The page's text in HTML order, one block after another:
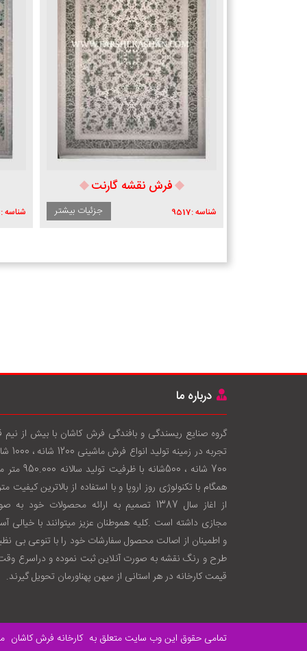
جزئیات بیشتر
فرش نقشه اوپال
جزئیات بیشتر
درباره ما
گروه صنایع ریسندگی و بافندگی فرش کاشان با بيش از نيم
تجربه در زمينه
700 شانه ، 500شانه با ظرفيت
همگام با تکنولوژی روز اروپا و با استفاده از بالاترين کيفيت
از اغاز سال 1387 تصميم به ارائه محصولات خود به
مجازی داشته است .کليه هموطنان عزيز ميتوانند با خيالی
و اطمينان از اصالت محصول سفارشات خود را با تنوعی بی
طرح و رنگ نقشه به صورت آنلاين ثبت نموده و دراسرع
قيمت کارخانه در هر استانی از ميهن پهناورمان تحويل گيرند.
تمامی حقوق این وب سایت متعلق به کارخانه فرش کاشان